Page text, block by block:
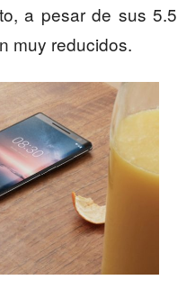
a pesar de sus 5.5
muy reducidos.